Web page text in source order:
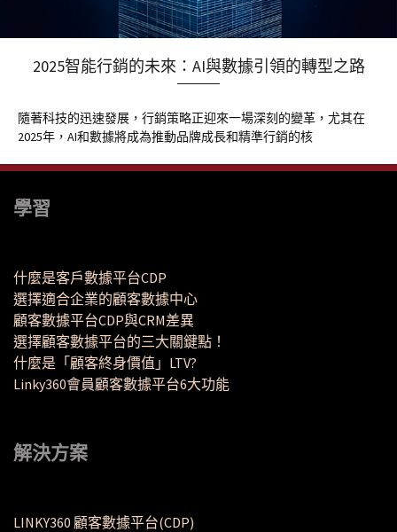
2025智能行銷的未來：AI與數據引領的轉型之路
隨著科技的迅速發展，行銷策略正迎來一場深刻的變革，尤其在
2025年，AI和數據將成為推動品牌成長和精準行銷的核
學習
什麼是客戶數據平台CDP
選擇適合企業的顧客數據中心
顧客數據平台CDP與CRM差異
選擇顧客數據平台的三大關鍵點！
什麼是「顧客終身價值」LTV?
Linky360會員顧客數據平台6大功能
解決方案
LINKY360 顧客數據平台(CDP)